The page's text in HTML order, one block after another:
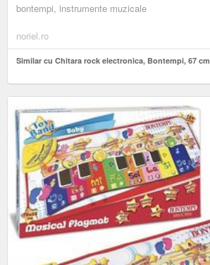
bontempi, instrumente muzicale
noriel.ro
Similar cu Chitara rock electronica, Bontempi, 67 cm